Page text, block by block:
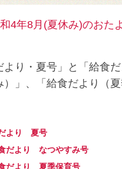
4年8月(夏休み)のおた
より・夏号」と「給食
）」、「給食だより（夏
より 夏号
だより なつやすみ号
だより 夏季保育号